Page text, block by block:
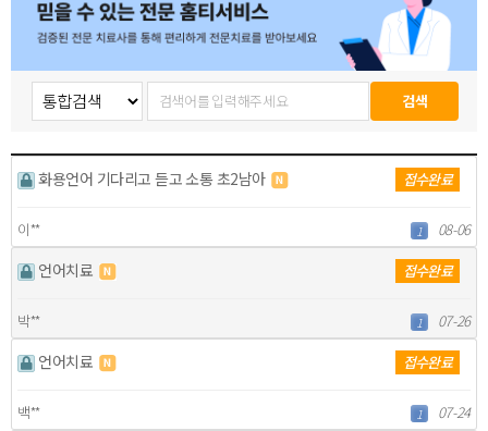
화용언어 기다리고 듣고 소통 초2남아 접수완료
이** 1 08-06
언어치료 접수완료
박** 1 07-26
언어치료 접수완료
백** 1 07-24